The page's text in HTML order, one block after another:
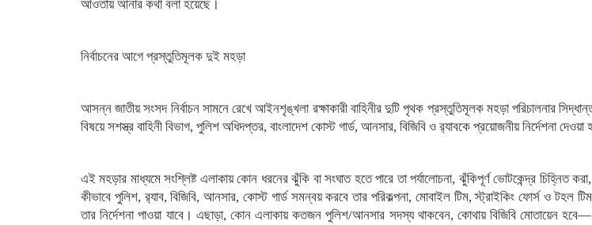
আওতায় আনার কথা বলা হয়েছে।
নির্বাচনের আগে প্রস্তুতিমূলক দুই মহড়া
আসন্ন জাতীয় সংসদ নির্বাচন সামনে রেখে আইনশৃঙ্খলা রক্ষাকারী বাহিনীর দুটি পৃথক প্রস্তুতিমূলক মহড়া পরিচালনার
বিষয়ে সশস্ত্র বাহিনী বিভাগ, পুলিশ অধিদপ্তর, বাংলাদেশ কোস্ট গার্ড, আনসার, বিজিবি ও র‌্যাবকে প্রয়োজনীয় নির্দেশনা দেওয়া
এই মহড়ার মাধ্যমে সংশ্লিষ্ট এলাকায় কোন ধরনের ঝুঁকি বা সংঘাত হতে পারে তা পর্যালোচনা, ঝুঁকিপূর্ণ ভোটকেন্দ্র চিহ্নিত
কীভাবে পুলিশ, র‌্যাব, বিজিবি, আনসার, কোস্ট গার্ড সমন্বয় করবে তার পরিকল্পনা, মোবাইল টিম, স্ট্রাইকিং ফোর্স ও টহল
তার নির্দেশনা পাওয়া যাবে। এছাড়া, কোন এলাকায় কতজন পুলিশ/আনসার সদস্য থাকবেন, কোথায় বিজিবি মোতায়েন হবে—